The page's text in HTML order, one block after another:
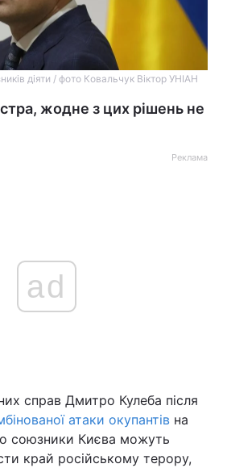
Війна
Політика
діяти / фото Ковальчук Віктор УНІАН
жодне з цих рішень не
Реклама
ad
справ Дмитро Кулеба після
атаки окупантів на
союзники Києва можуть
край російському терору,